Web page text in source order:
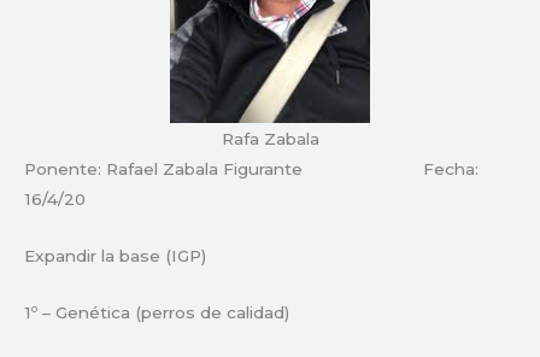
Rafa Zabala
Ponente: Rafael Zabala Figurante Fecha:
16/4/20
Expandir la base (IGP)
1º – Genética (perros de calidad)